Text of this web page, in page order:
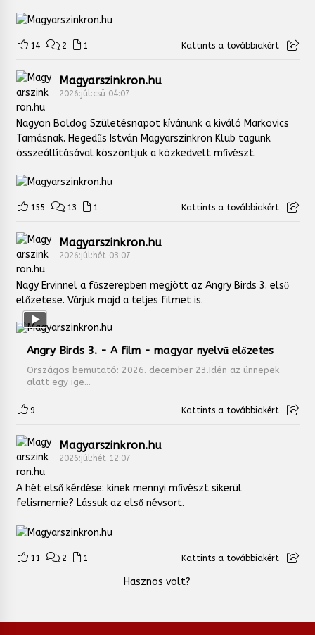
14 2 1 Kattints a továbbiakért
Magyarszinkron.hu
2026:júl:csü 04:07
Nagyon Boldog Születésnapot kívánunk a kiváló Markovics
Tamásnak. Hegedűs István Magyarszinkron Klub tagunk
összeállításával köszöntjük a közkedvelt művészt.
155 13 1 Kattints a továbbiakért
Magyarszinkron.hu
2026:júl:hét 03:07
Nagy Ervinnel a főszerepben megjött az Angry Birds 3. első
előzetese. Várjuk majd a teljes filmet is.
Angry Birds 3. - A film - magyar nyelvű előzetes
Országos bemutató: 2026. december 23.Idén az ünnepek
alatt egy ige...
9 Kattints a továbbiakért
Magyarszinkron.hu
2026:júl:hét 12:07
A hét első kérdése: kinek mennyi művészt sikerül
felismernie? Lássuk az első névsort.
11 2 1 Kattints a továbbiakért
Hasznos volt?